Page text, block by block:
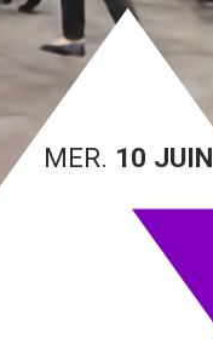
MER. 10 JUIN